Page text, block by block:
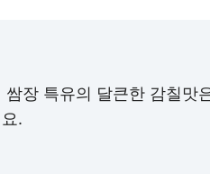
장 특유의 달큰한 감칠맛
.